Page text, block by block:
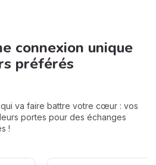
connexion unique
préférés
va faire battre votre cœur : vos
portes pour des échanges
!